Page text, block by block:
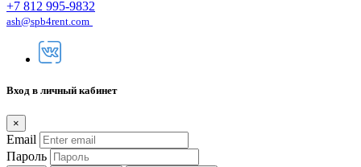
+7 812 995-9832
ash@spb4rent.com
Вход в личный кабинет
×
Email
Пароль